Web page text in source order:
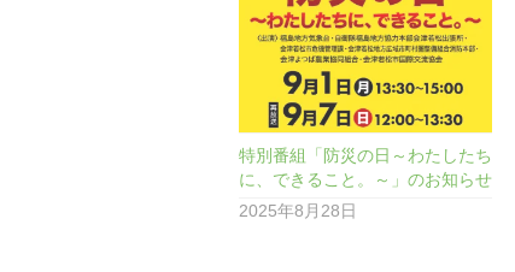
特別番組「防災の日～わたしたち
に、できること。～」のお知らせ
2025年8月28日